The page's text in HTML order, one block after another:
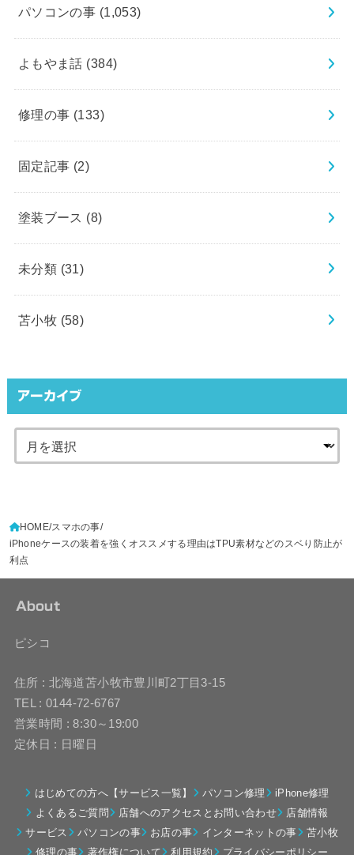
パソコンの事 (1,053)
よもやま話 (384)
修理の事 (133)
固定記事 (2)
塗装ブース (8)
未分類 (31)
苫小牧 (58)
アーカイブ
HOME スマホの事
iPhoneケースの装着を強くオススメする理由はTPU素材などのスベり防止が
利点
About
ピシコ
住所 : 北海道苫小牧市豊川町2丁目3-15
TEL : 0144-72-6767
営業時間 : 8:30～19:00
定休日 : 日曜日
はじめての方へ【サービス一覧】 パソコン修理
iPhone修理
よくあるご質問
店舗へのアクセスとお問い合わせ
店舗情報
サービス
パソコンの事 お店の事 インターネットの事
苫小牧
修理の事
著作権について 利用規約 プライバシーポリシー